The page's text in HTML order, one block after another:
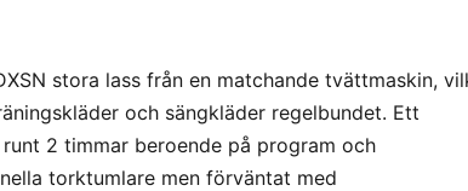
stora lass från en matchande tvättmaskin,
och sängkläder regelbundet. Ett
2 timmar beroende på program och
torktumlare men förväntat med